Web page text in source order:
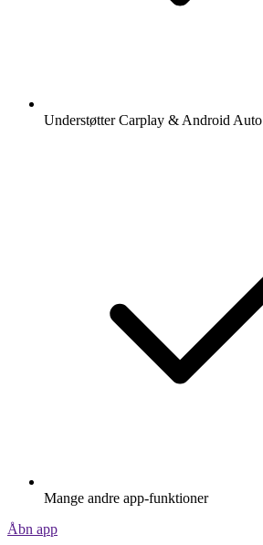
Understøtter Carplay & Android Auto
Mange andre app-funktioner
Åbn app